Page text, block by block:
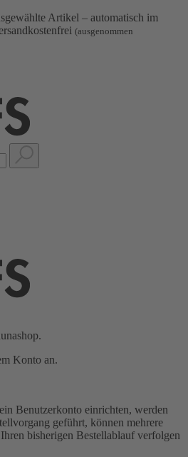
Artikel – automatisch im
(ausgenommen
Konto an.
Benutzerkonto einrichten, werden
geführt, können mehrere
bisherigen Bestellablauf verfolgen